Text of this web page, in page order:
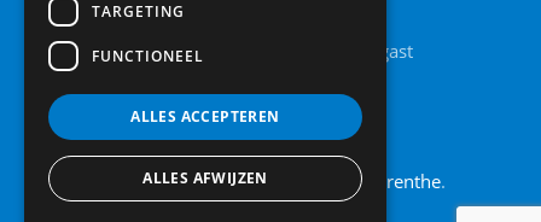
Legolaan 8A, 9861 AT Grootegast
info@raamendeur.nu
Actief inFriesland,Groningen en Drenthe.
TARGETING
FUNCTIONEEL
ALLES ACCEPTEREN
ALLES AFWIJZEN